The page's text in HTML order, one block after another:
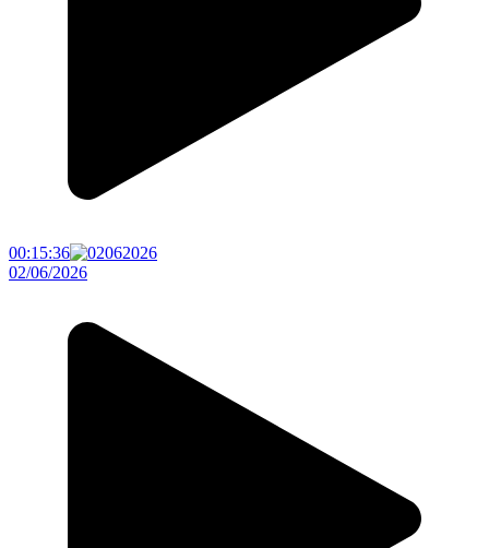
00:15:36
02/06/2026